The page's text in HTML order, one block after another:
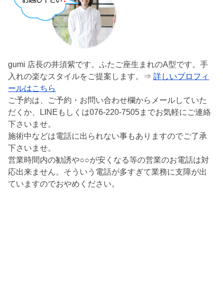
gumi 店長の井須紫です。ふたご座生まれのA型です。手
入れの楽なスタイルをご提案します。⇒詳しいプロフィ
ールはこちら
ご予約は、ご予約・お問い合わせ欄からメールしていた
だくか、LINEもしくは076-220-7505までお気軽にご連絡
下さいませ。
施術中などは電話に出られない事もありますのでご了承
下さいませ。
営業時間内の勧誘や○○が安くなる等の営業のお電話は対
応出来ません。そういう電話が多すぎて業務に支障が出
ていますのでおやめください。